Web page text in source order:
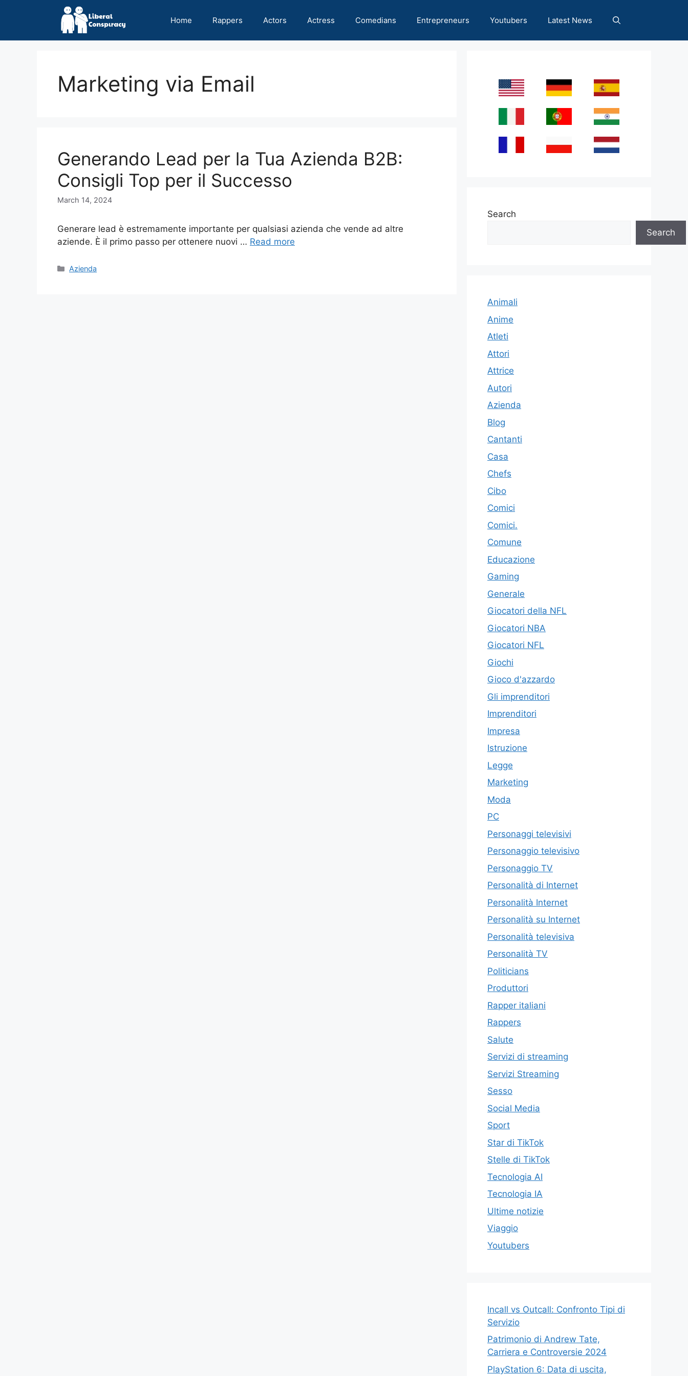
Home Rappers Actors Actress Comedians Entrepreneurs Youtubers Latest News
Marketing via Email
Generando Lead per la Tua Azienda B2B:
Consigli Top per il Successo
March 14, 2024
Generare lead è estremamente importante per qualsiasi azienda che vende ad altre
aziende. È il primo passo per ottenere nuovi … Read more
Categories
Azienda
Search
Search
Animali
Anime
Atleti
Attori
Attrice
Autori
Azienda
Blog
Cantanti
Casa
Chefs
Cibo
Comici
Comici.
Comune
Educazione
Gaming
Generale
Giocatori della NFL
Giocatori NBA
Giocatori NFL
Giochi
Gioco d'azzardo
Gli imprenditori
Imprenditori
Impresa
Istruzione
Legge
Marketing
Moda
PC
Personaggi televisivi
Personaggio televisivo
Personaggio TV
Personalità di Internet
Personalità Internet
Personalità su Internet
Personalità televisiva
Personalità TV
Politicians
Produttori
Rapper italiani
Rappers
Salute
Servizi di streaming
Servizi Streaming
Sesso
Social Media
Sport
Star di TikTok
Stelle di TikTok
Tecnologia AI
Tecnologia IA
Ultime notizie
Viaggio
Youtubers
Incall vs Outcall: Confronto Tipi di
Servizio
Patrimonio di Andrew Tate,
Carriera e Controversie 2024
PlayStation 6: Data di uscita,